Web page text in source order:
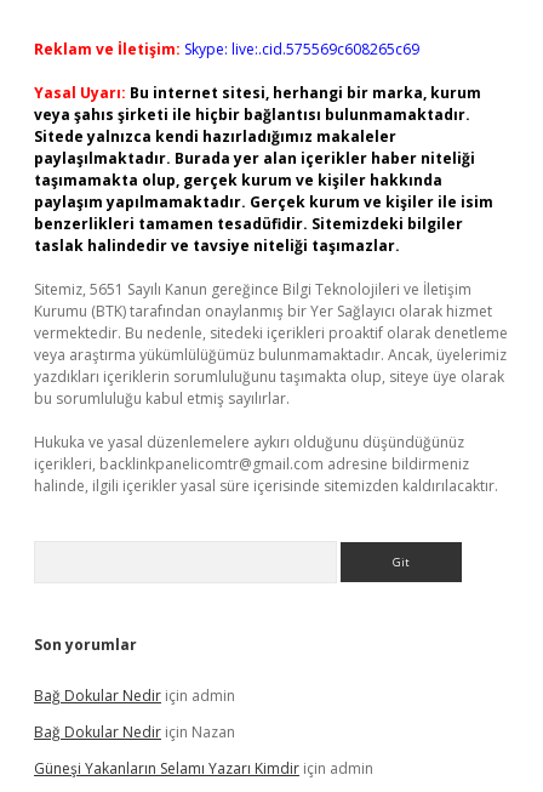
Reklam ve İletişim: Skype: live:.cid.575569c608265c69
Yasal Uyarı: Bu internet sitesi, herhangi bir marka, kurum
veya şahıs şirketi ile hiçbir bağlantısı bulunmamaktadır.
Sitede yalnızca kendi hazırladığımız makaleler
paylaşılmaktadır. Burada yer alan içerikler haber niteliği
taşımamakta olup, gerçek kurum ve kişiler hakkında
paylaşım yapılmamaktadır. Gerçek kurum ve kişiler ile isim
benzerlikleri tamamen tesadüfidir. Sitemizdeki bilgiler
taslak halindedir ve tavsiye niteliği taşımazlar.
Sitemiz, 5651 Sayılı Kanun gereğince Bilgi Teknolojileri ve İletişim
Kurumu (BTK) tarafından onaylanmış bir Yer Sağlayıcı olarak hizmet
vermektedir. Bu nedenle, sitedeki içerikleri proaktif olarak denetleme
veya araştırma yükümlülüğümüz bulunmamaktadır. Ancak, üyelerimiz
yazdıkları içeriklerin sorumluluğunu taşımakta olup, siteye üye olarak
bu sorumluluğu kabul etmiş sayılırlar.
Hukuka ve yasal düzenlemelere aykırı olduğunu düşündüğünüz
içerikleri, backlinkpanelicomtr@gmail.com adresine bildirmeniz
halinde, ilgili içerikler yasal süre içerisinde sitemizden kaldırılacaktır.
Son yorumlar
Bağ Dokular Nedir için admin
Bağ Dokular Nedir için Nazan
Güneşi Yakanların Selamı Yazarı Kimdir için admin